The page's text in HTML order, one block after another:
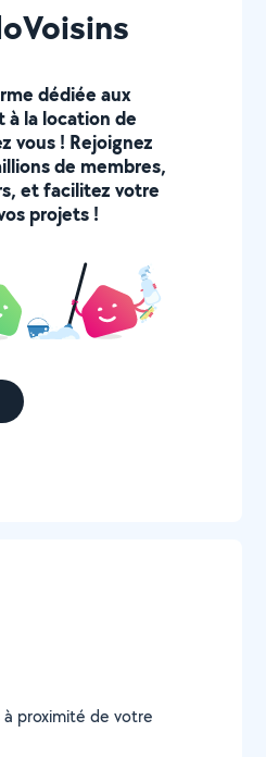
dédiée aux
à la location de
vous ! Rejoignez
de membres,
et facilitez votre
projets !
proximité de votre